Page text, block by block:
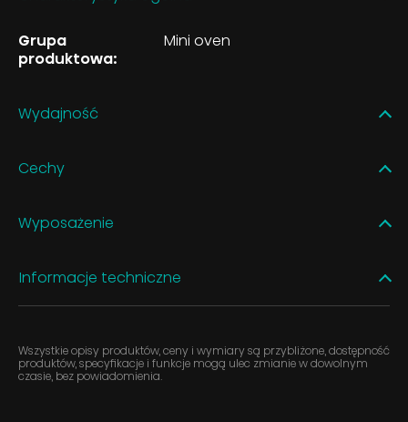
Grupa
produktowa:
Mini oven
Wydajność
Cechy
Wyposażenie
Informacje techniczne
Wszystkie opisy produktów, ceny i wymiary są przybliżone, dostępność
produktów, specyfikacje i funkcje mogą ulec zmianie w dowolnym
czasie, bez powiadomienia.